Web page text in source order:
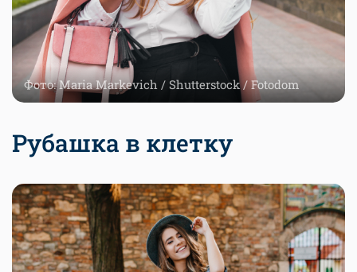
Фото: Maria Markevich / Shutterstock / Fotodom
Рубашка в клетку